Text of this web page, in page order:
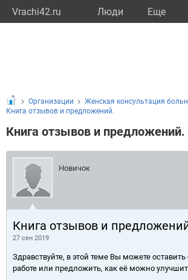
Vrachi42.ru Люди Eще
Организации Женская консультация
Книга отзывов и предложений.
Книга отзывов и предложений.
Новичок
Книга отзывов и
27 сен 2019
Здравствуйте, в этой теме Вы можете
работе или предложить, как её можно